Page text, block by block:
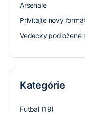
Arsenale
Privítajte nový
Vedecky podložené
Kategórie
Futbal(19)